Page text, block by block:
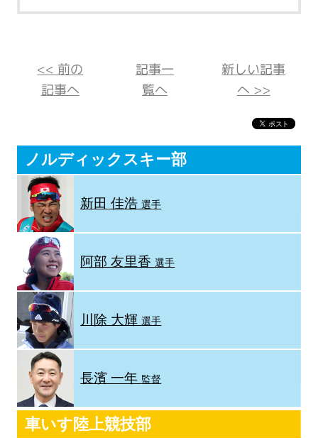
<< 前の
記事へ
記事一
覧へ
新しい記事
へ >>
ノルディックスキー部
新田 佳浩選手
阿部 友里香選手
川除 大輝選手
長濱 一年 監督
車いす陸上競技部